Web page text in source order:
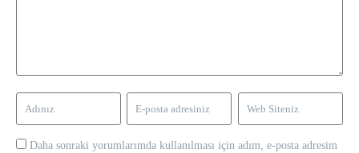
Daha sonraki yorumlarımda kullanılması için adım, e-posta adresim